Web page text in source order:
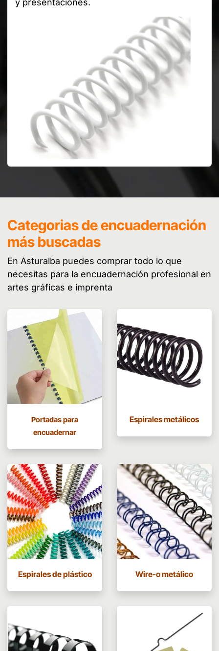
y presentaciones.
Categorias de encuadernación
más buscadas
En Asturalba puedes comprar todo lo que
necesitas para la encuadernación profesional en
artes gráficas e imprenta
Portadas para
encuadernar
Espirales metálicos
Espirales de plástico Wire-o metálico